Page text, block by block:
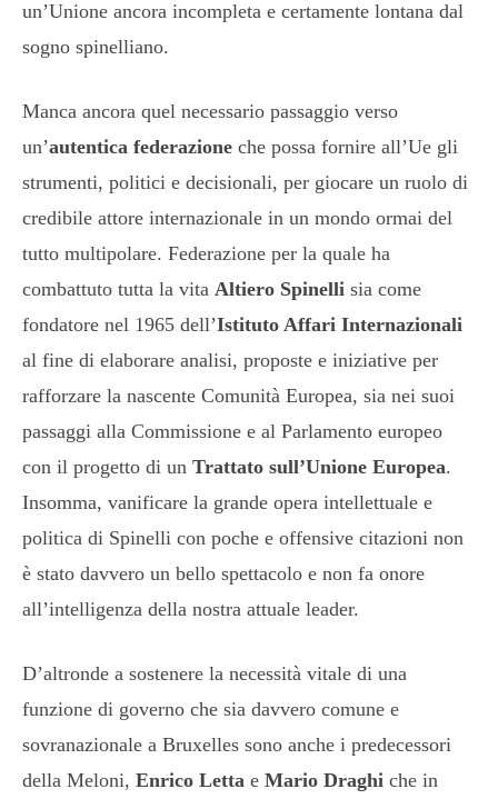
un’Unione ancora incompleta e certamente lontana dal
sogno spinelliano.
Manca ancora quel necessario passaggio verso
un’autentica federazione che possa fornire all’Ue gli
strumenti, politici e decisionali, per giocare un ruolo di
credibile attore internazionale in un mondo ormai del
tutto multipolare. Federazione per la quale ha
combattuto tutta la vita Altiero Spinelli sia come
fondatore nel 1965 dell’Istituto Affari Internazionali
al fine di elaborare analisi, proposte e iniziative per
rafforzare la nascente Comunità Europea, sia nei suoi
passaggi alla Commissione e al Parlamento europeo
con il progetto di un Trattato sull’Unione Europea.
Insomma, vanificare la grande opera intellettuale e
politica di Spinelli con poche e offensive citazioni non
è stato davvero un bello spettacolo e non fa onore
all’intelligenza della nostra attuale leader.
D’altronde a sostenere la necessità vitale di una
funzione di governo che sia davvero comune e
sovranazionale a Bruxelles sono anche i predecessori
della Meloni, Enrico Letta e Mario Draghi che in